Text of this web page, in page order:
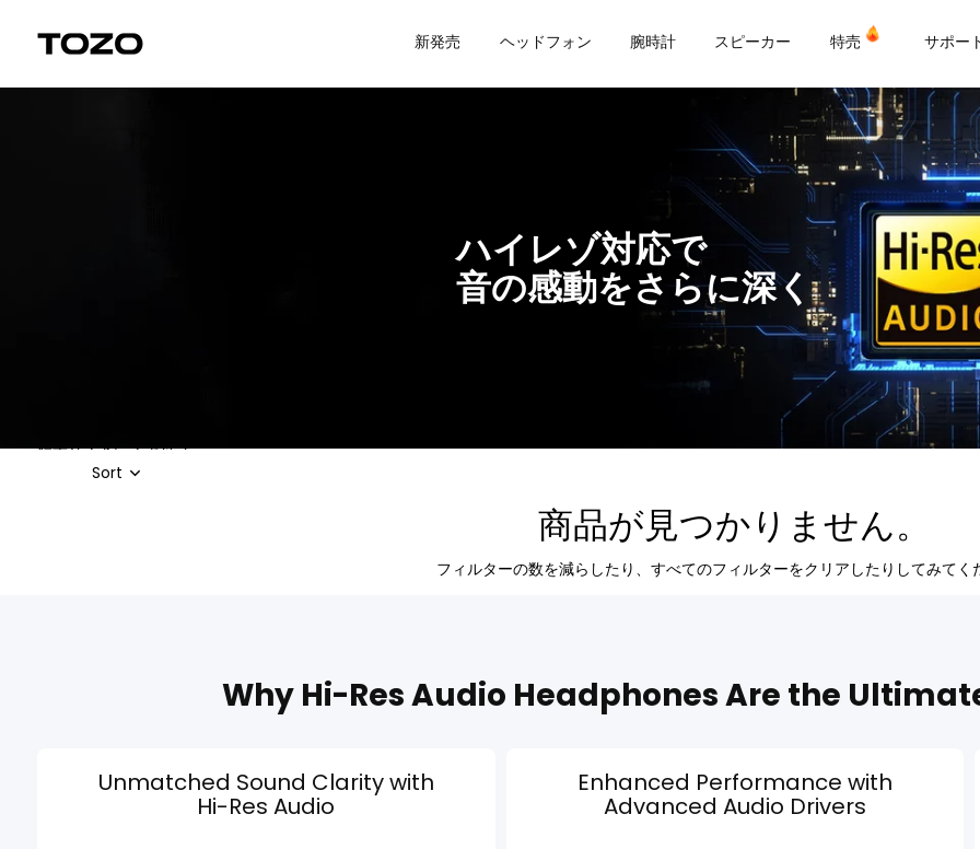
新発売
ヘッドフォン 腕時計 スピーカー 特売 サポー
ハイレゾ対応で
音の感動をさらに深く
結果リストにスキップ
Sort
商品が見つかりません。
フィルターの数を減らしたり、 すべてのフィルターをクリア したりしてみてく
Why Hi-Res Audio Headphones Are the
Unmatched Sound Clarity with
Hi-Res Audio
Enhanced Performance with
Advanced Audio Drivers